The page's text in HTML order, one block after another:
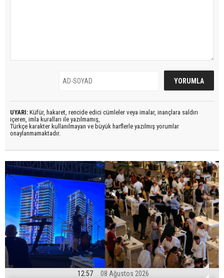
UYARI: Küfür, hakaret, rencide edici cümleler veya imalar, inançlara saldırı
içeren, imla kuralları ile yazılmamış,
Türkçe karakter kullanılmayan ve büyük harflerle yazılmış yorumlar
onaylanmamaktadır.
12:57 08 Ağustos 2026